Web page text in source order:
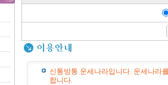
신통방통 운세나라입니다. 운세나라
합니다.